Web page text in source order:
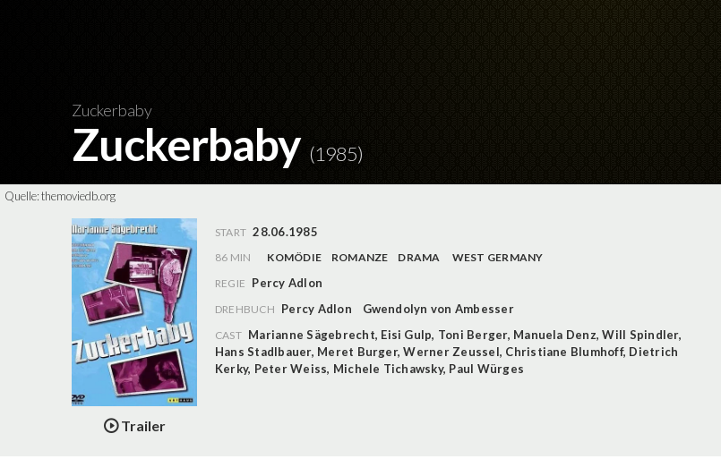
Zuckerbaby
Zuckerbaby (1985)
Quelle:themoviedb.org
Trailer
START 28.06.1985
86 MIN KOMÖDIE ROMANZE DRAMA
WEST GERMANY
REGIE Percy Adlon
DREHBUCH Percy Adlon Gwendolyn von Ambesser
CAST Marianne Sägebrecht, Eisi Gulp, Toni Berger, Manuela Denz,Will Spindler,
Hans Stadlbauer, Meret Burger,Werner Zeussel, Christiane Blumhoff, Dietrich
Kerky, Peter Weiss, Michele Tichawsky, Paul Würges